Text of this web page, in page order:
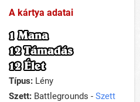
A kártya adatai
1 Mana
12 Támadás
12 Élet
Típus: Lény
Szett: Battlegrounds - Szett